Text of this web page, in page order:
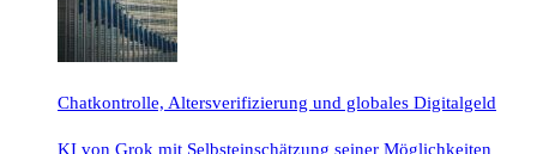
Chatkontrolle, Altersverifizierung und globales Digitalgeld
KI von Grok mit Selbsteinschätzung seiner Möglichkeiten